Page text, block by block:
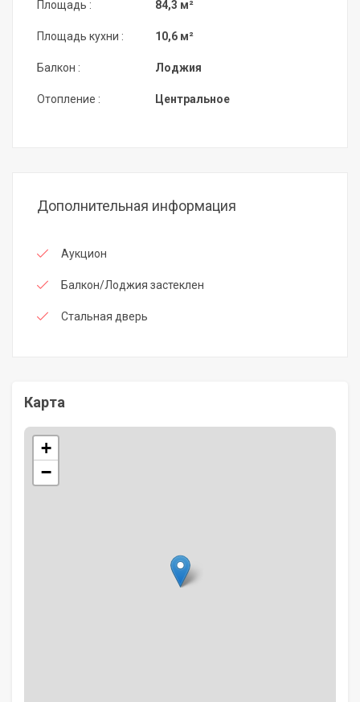
Площадь :
Площадь кухни :
Балкон :
Отопление :
84,3 м²
10,6 м²
Лоджия
Центральное
Дополнительная информация
Аукцион
Балкон/Лоджия застеклен
Стальная дверь
Карта
+
−